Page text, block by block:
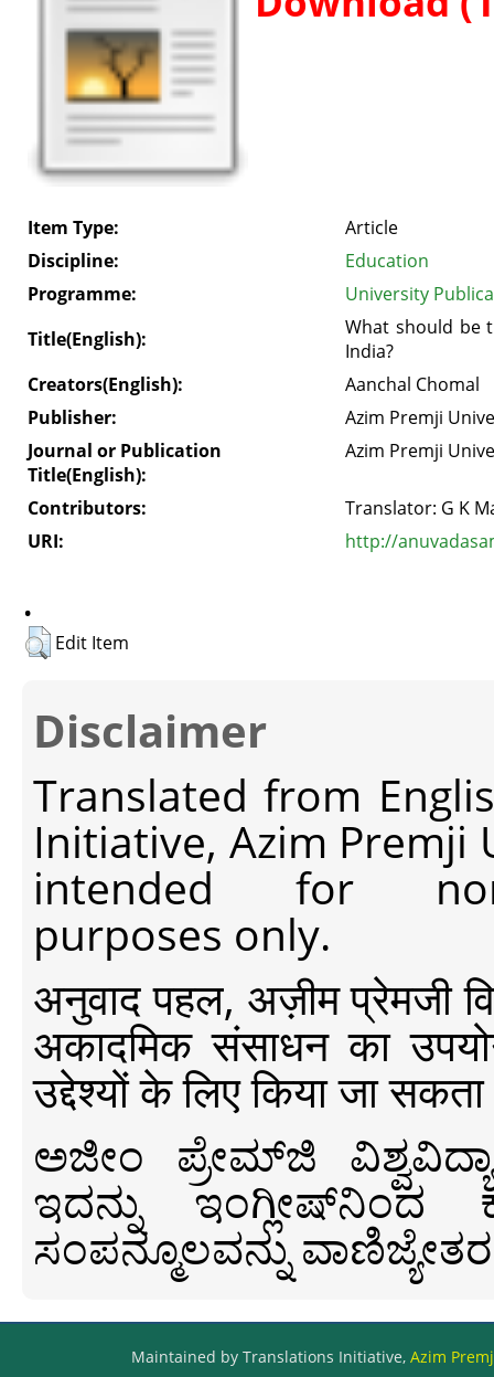
Item Type:
Article
Discipline:
Education
Programme:
University
Title(English):
What should be
India?
Creators(English):
Aanchal Chomal
Publisher:
Azim Premji
Journal or Publication
Title(English):
Azim Premji
Contributors:
Translator: G K
URI:
http://
.
Edit Item
Disclaimer
Translated from
Initiative, Azim Premji
intended for non-
purposes only.
अनुवाद पहल, अज़ीम प्रेमजी
अकादमिक संसाधन का
उद्देश्यों के लिए किया जा
ಅಜೀಂ ಪ್ರೇಮ್‍ಜಿ
ಇದನ್ನು ಇಂಗ್ಲೀಷ್‍ನಿಂದ
ಸಂಪನ್ಮೂಲವನ್ನು
Maintained by Translations Initiative, Azim